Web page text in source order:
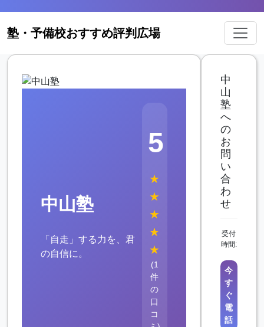
塾・予備校おすすめ評判広場
中山塾
「自走」する力を、君
の自信に。
5
★
★
★
★
★
(1
件
の
口
コ
中
山
塾
へ
の
お
問
い
合
わ
せ
受付
時間:
今
す
ぐ
電
話